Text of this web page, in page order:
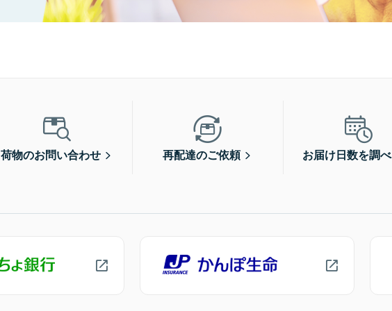
荷物のお問い合わせ 再配達のご依頼 お届け日数を調